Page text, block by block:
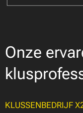
Onze
KLUSSENBEDRIJF